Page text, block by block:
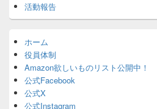
活動報告
ホーム
役員体制
Amazon欲しいものリスト公開中！
公式Facebook
公式X
公式Instagram